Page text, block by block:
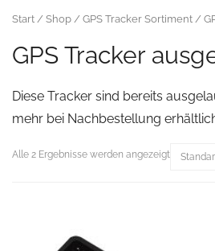
Start / Shop / GPS Tracker Sortiment /
GPS Tracker
Diese Tracker sind bereits
mehr bei Nachbestellung
Alle 2 Ergebnisse werden angezeigt